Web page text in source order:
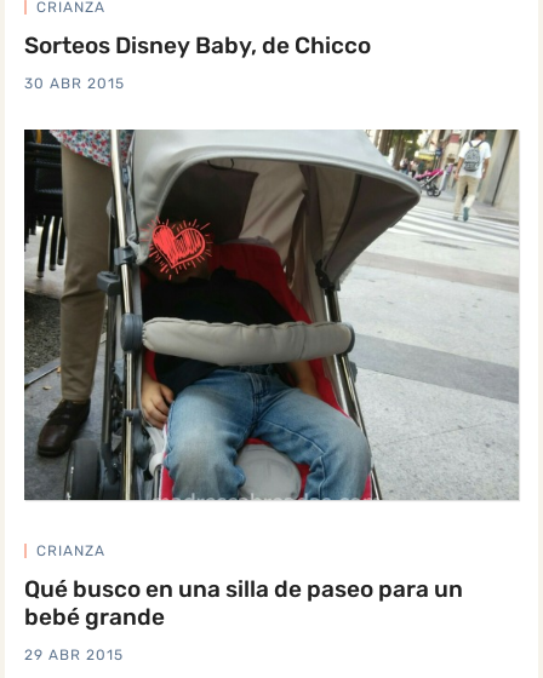
CRIANZA
Sorteos Disney Baby, de Chicco
30 ABR 2015
CRIANZA
Qué busco en una silla de paseo para un
bebé grande
29 ABR 2015